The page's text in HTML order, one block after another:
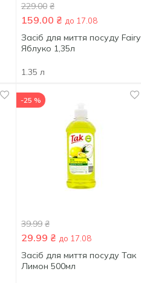
229.00 ₴
159.00 ₴ до 17.08
Засіб для миття посуду Fairy
Яблуко 1,35л
1.35 л
-25 %
39.99 ₴
29.99 ₴ до 17.08
Засіб для миття посуду Так
Лимон 500мл